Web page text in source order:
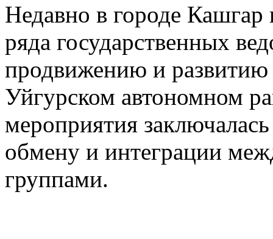
Недавно в городе Кашгар
ряда государственных
продвижению и развитию
Уйгурском автономном
мероприятия
обмену и интеграции
группами.